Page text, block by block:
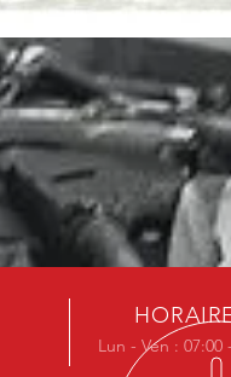
Lun - Ven : 07:00